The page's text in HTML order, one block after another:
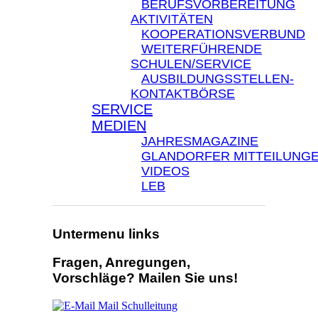
BERUFSVORBEREITUNG
AKTIVITÄTEN
KOOPERATIONSVERBUND
WEITERFÜHRENDE
SCHULEN/SERVICE
AUSBILDUNGSSTELLEN-
KONTAKTBÖRSE
SERVICE
MEDIEN
JAHRESMAGAZINE
GLANDORFER
VIDEOS
LEB
Untermenu links
Fragen, Anregungen,
Vorschläge? Mailen Sie uns!
Mail Schulleitung